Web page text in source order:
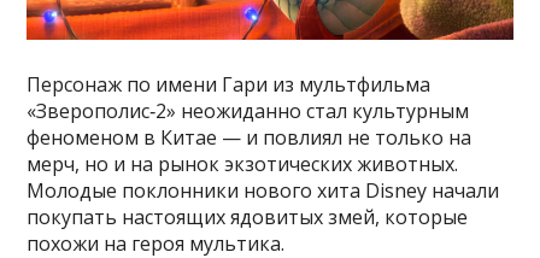
Персонаж по имени Гари из мультфильма
«Зверополис‑2» неожиданно стал культурным
феноменом в Китае — и повлиял не только на
мерч, но и на рынок экзотических животных.
Молодые поклонники нового хита Disney начали
покупать настоящих ядовитых змей, которые
похожи на героя мультика.